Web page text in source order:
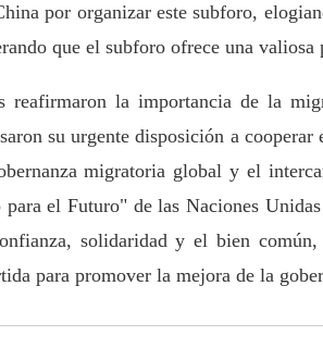
por organizar este subforo,
que el subforo ofrece una
reafirmaron la importancia de la
su urgente disposición a
migratoria global y el
para el Futuro" de las Naciones
solidaridad y el bien
para promover la mejora de la